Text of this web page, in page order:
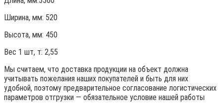
Ширина, мм: 520
Высота, мм: 450
Вес 1 шт, т: 2,55
Мы считаем, что доставка продукции на объект должна
учитывать пожелания наших покупателей и быть для них
удобной, поэтому предварительное согласование логистических
параметров отгрузки — обязательное условие нашей работы